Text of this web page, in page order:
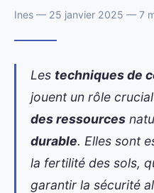
Ines — 25 janvier 2025 — 7
Les techniques de
jouent un rôle
des ressources
durable. Elles sont
la fertilité des sols,
garantir la sécurité